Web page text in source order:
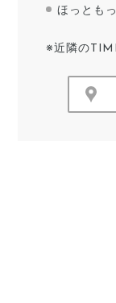
ほっとも
※近隣の